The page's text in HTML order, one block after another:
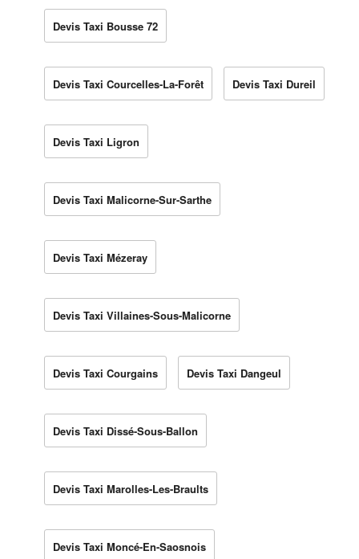
Devis Taxi Bousse 72
Devis Taxi Courcelles-La-Forêt Devis Taxi Dureil
Devis Taxi Ligron
Devis Taxi Malicorne-Sur-Sarthe
Devis Taxi Mézeray
Devis Taxi Villaines-Sous-Malicorne
Devis Taxi Courgains Devis Taxi Dangeul
Devis Taxi Dissé-Sous-Ballon
Devis Taxi Marolles-Les-Braults
Devis Taxi Moncé-En-Saosnois